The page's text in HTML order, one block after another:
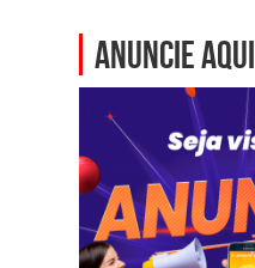
ANUNCIE AQUI